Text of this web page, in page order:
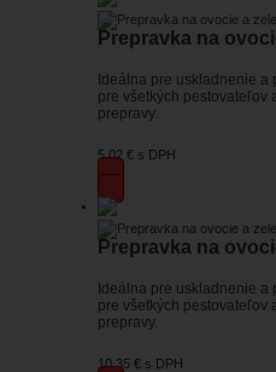
Prepravka na
Ideálna pre uskladnenie
pre všetkých pestovateľov
prepravy.
5,02 € s DPH
Prepravka na
Ideálna pre uskladnenie
pre všetkých pestovateľov
prepravy.
10,35 € s DPH